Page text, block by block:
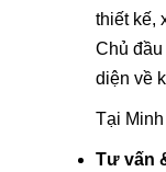
thiết kế,
Chủ đầu
diện về
Tại
Tư vấn